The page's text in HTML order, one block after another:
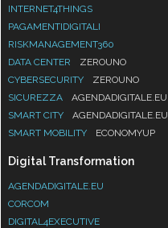
INTERNET4THINGS
PAGAMENTIDIGITALI
RISKMANAGEMENT360
DATA CENTER
ZEROUNO
CYBERSECURITY
ZEROUNO
SICUREZZA
AGENDADIGITALE.EU
SMART CITY
AGENDADIGITALE.EU
SMART MOBILITY
ECONOMYUP
Digital Transformation
AGENDADIGITALE.EU
CORCOM
DIGITAL4EXECUTIVE